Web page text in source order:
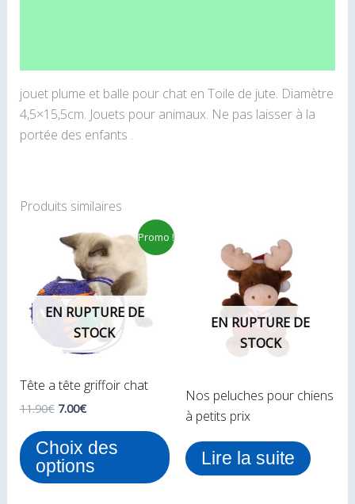
jouet plume et balle pour chat en Toile de jute. Diamètre
4,5×15,5cm. Jouets pour animaux. Ne pas laisser à la
portée des enfants .
Produits similaires
Promo !
EN RUPTURE DE
STOCK
Tête a tête griffoir chat
11.90€
prix
initial
était :
11.90€.
7.00€
Le
prix
actuel
est :
7.00€.
Choix des
options
Ce
produit
variations.
être
choisies
la
EN RUPTURE DE
STOCK
Nos peluches pour chiens
à petits prix
Lire la suite